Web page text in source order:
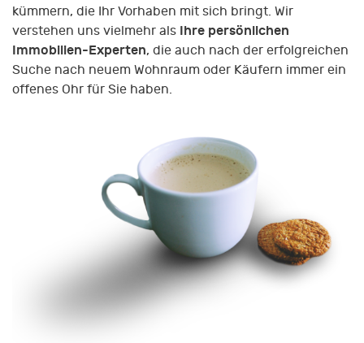
kümmern, die Ihr Vorhaben mit sich bringt. Wir
verstehen uns vielmehr als Ihre persönlichen
Immobilien-Experten, die auch nach der erfolgreichen
Suche nach neuem Wohnraum oder Käufern immer ein
offenes Ohr für Sie haben.